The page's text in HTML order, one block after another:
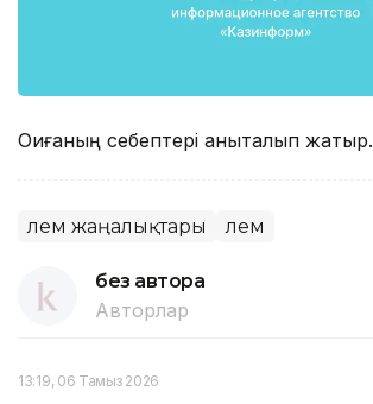
Оқиғаның себептері анықталып жатыр.
Әлем жаңалықтары Әлем
без автора
Авторлар
13:19, 06 Тамыз 2026